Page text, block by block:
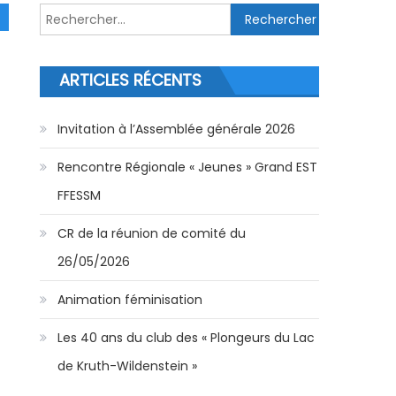
Rechercher :
ARTICLES RÉCENTS
Invitation à l’Assemblée générale 2026
Rencontre Régionale « Jeunes » Grand EST
FFESSM
CR de la réunion de comité du
26/05/2026
Animation féminisation
Les 40 ans du club des « Plongeurs du Lac
de Kruth-Wildenstein »